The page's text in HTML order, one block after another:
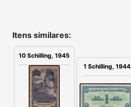
Itens similares:
10 Schilling, 1945
1 Schilling, 1944